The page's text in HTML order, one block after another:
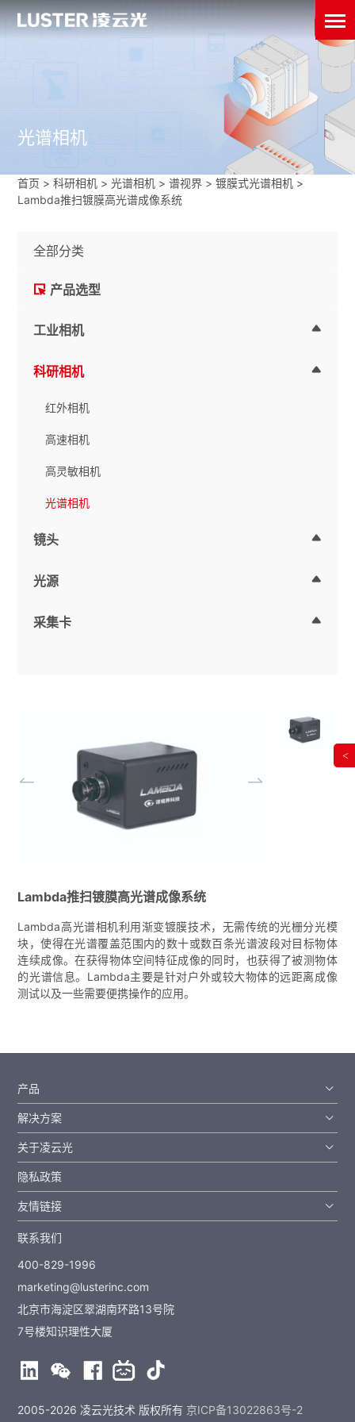
光谱相机
首页 >科研相机 >光谱相机 >谱视界 >镀膜式光谱相机 >
Lambda推扫镀膜高光谱成像系统
全部分类
产品选型
工业相机
科研相机
红外相机
高速相机
高灵敏相机
光谱相机
镜头
光源
采集卡
Lambda推扫镀膜高光谱成像系统
Lambda高光谱相机利用渐变镀膜技术，无需传统的光栅分光模
块，使得在光谱覆盖范围内的数十或数百条光谱波段对目标物体
连续成像。在获得物体空间特征成像的同时，也获得了被测物体
的光谱信息。Lambda主要是针对户外或较大物体的远距离成像
测试以及一些需要便携操作的应用。
产品
解决方案
关于凌云光
隐私政策
友情链接
联系我们
400-829-1996
marketing@lusterinc.com
北京市海淀区翠湖南环路13号院
7号楼知识理性大厦
2005-2026 凌云光技术 版权所有 京ICP备13022863号-2
<